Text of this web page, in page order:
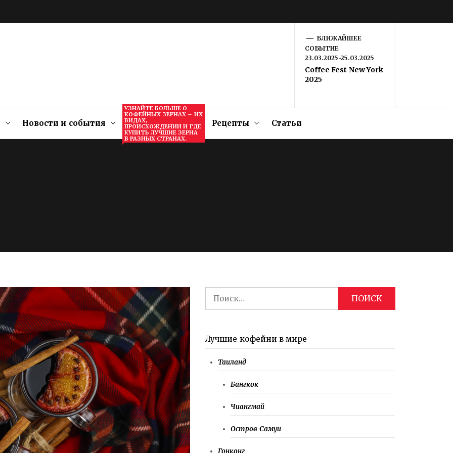
БЛИЖАЙШЕЕ
СОБЫТИЕ
23.03.2025-25.03.2025
Coffee Fest New York
2025
Khna
Brewers в
Чиангмае
Кофейня Hang and
Craft в Чиангмае
Новости и события Кофейные Зерна
УЗНАЙТЕ БОЛЬШЕ О
КОФЕЙНЫХ ЗЕРНАХ – ИХ
ВИДАХ,
ПРОИСХОЖДЕНИИ И ГДЕ
КУПИТЬ ЛУЧШИЕ ЗЕРНА
В РАЗНЫХ СТРАНАХ.
Рецепты Статьи
Лучшие кофейни в мире
Таиланд
Бангкок
Чиангмай
Остров Самуи
Гонконг